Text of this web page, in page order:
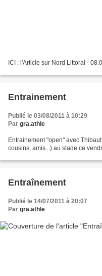
ICI : l'Article sur Nord Littoral -
Entrainement
Publié le 03/08/2011 à 10:29
Par gra.athle
Entrainement "open" avec
cousins, amis...) au stade ce
Entraînement
Publié le 14/07/2011 à 20:07
Par gra.athle